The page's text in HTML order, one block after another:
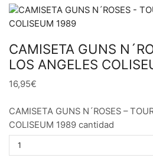
CAMISETA GUNS
LOS ANGELES
16,95€
CAMISETA GUNS N´ROSES –
COLISEUM 1989 cantidad